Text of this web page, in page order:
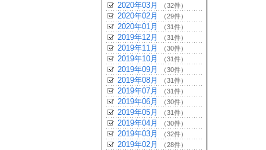
2020年03月 （32件）
2020年02月 （29件）
2020年01月 （31件）
2019年12月 （31件）
2019年11月 （30件）
2019年10月 （31件）
2019年09月 （30件）
2019年08月 （31件）
2019年07月 （31件）
2019年06月 （30件）
2019年05月 （31件）
2019年04月 （30件）
2019年03月 （32件）
2019年02月 （28件）